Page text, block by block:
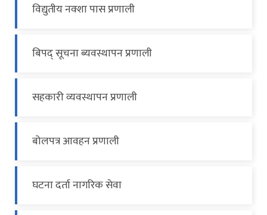
विद्युतीय नक्शा पास प्रणाली
बिपद् सूचना ब्यवस्थापन प्रणाली
सहकारी व्यवस्थापन प्रणाली
बोलपत्र आवहन प्रणाली
घटना दर्ता नागरिक सेवा